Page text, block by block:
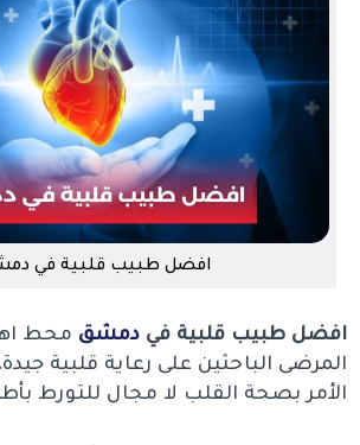
افضل طبيب قلبية في
افضل طبيب قلبية فيدمشق محط
المرضى الباحثين على رعاية قلبية
الأمر بصحة القلب لا مجال للتورط